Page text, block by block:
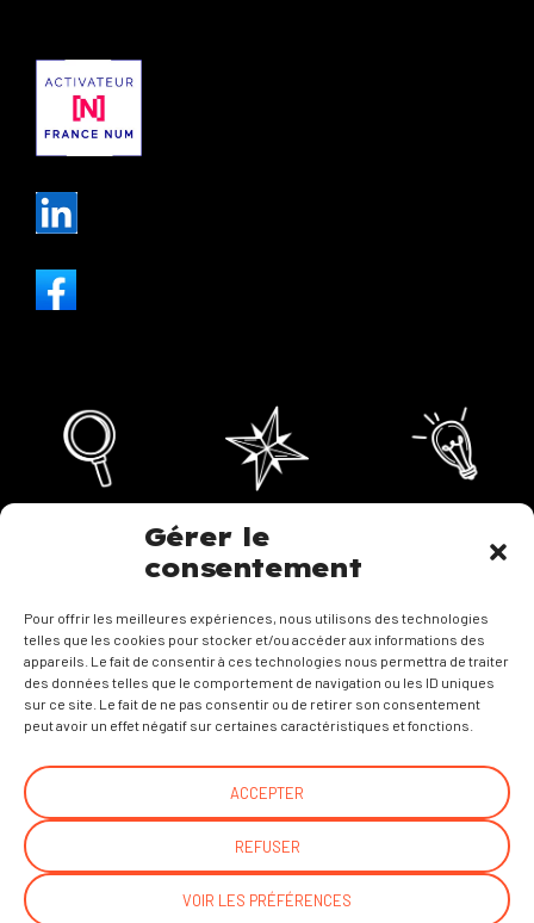
Gérer le
consentement
Pour offrir les meilleures expériences, nous utilisons des technologies
telles que les cookies pour stocker et/ou accéder aux informations des
appareils. Le fait de consentir à ces technologies nous permettra de traiter
des données telles que le comportement de navigation ou les ID uniques
sur ce site. Le fait de ne pas consentir ou de retirer son consentement
peut avoir un effet négatif sur certaines caractéristiques et fonctions.
ACCEPTER
REFUSER
VOIR LES PRÉFÉRENCES
Mentions légales